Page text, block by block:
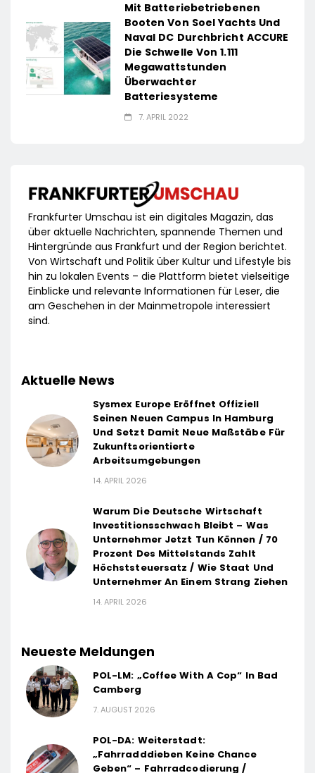
Mit Batteriebetriebenen
Booten Von Soel Yachts Und
Naval DC Durchbricht ACCURE
Die Schwelle Von 1.111
Megawattstunden
Überwachter
Batteriesysteme
7. APRIL 2022
Frankfurter Umschau ist ein digitales Magazin, das
über aktuelle Nachrichten, spannende Themen und
Hintergründe aus Frankfurt und der Region berichtet.
Von Wirtschaft und Politik über Kultur und Lifestyle bis
hin zu lokalen Events – die Plattform bietet vielseitige
Einblicke und relevante Informationen für Leser, die
am Geschehen in der Mainmetropole interessiert
sind.
Aktuelle News
Sysmex Europe Eröffnet Offiziell
Seinen Neuen Campus In Hamburg
Und Setzt Damit Neue Maßstäbe Für
Zukunftsorientierte
Arbeitsumgebungen
14. APRIL 2026
Warum Die Deutsche Wirtschaft
Investitionsschwach Bleibt – Was
Unternehmer Jetzt Tun Können / 70
Prozent Des Mittelstands Zahlt
Höchststeuersatz / Wie Staat Und
Unternehmer An Einem Strang Ziehen
14. APRIL 2026
Neueste Meldungen
POL-LM: „Coffee With A Cop“ In Bad
Camberg
7. AUGUST 2026
POL-DA: Weiterstadt:
„Fahrradddieben Keine Chance
Geben“ – Fahrradcodierung /